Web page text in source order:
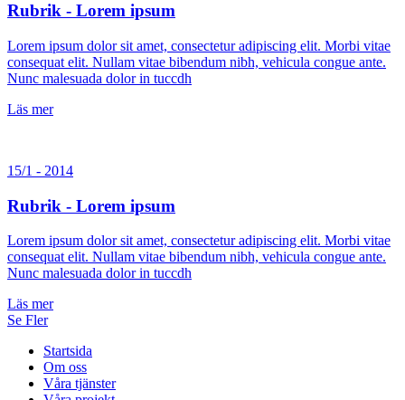
Rubrik - Lorem ipsum
Lorem ipsum dolor sit amet, consectetur adipiscing elit. Morbi vitae
consequat elit. Nullam vitae bibendum nibh, vehicula congue ante.
Nunc malesuada dolor in tuccdh
Läs mer
15/1 - 2014
Rubrik - Lorem ipsum
Lorem ipsum dolor sit amet, consectetur adipiscing elit. Morbi vitae
consequat elit. Nullam vitae bibendum nibh, vehicula congue ante.
Nunc malesuada dolor in tuccdh
Läs mer
Se Fler
Startsida
Om oss
Våra tjänster